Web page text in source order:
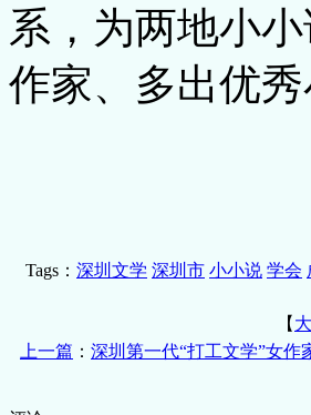
系，为两地小
作家、多出优
Tags： 深圳文学 深圳市 小小说 学会
【 大
上一篇 ： 深圳第一代“打工文学”女作